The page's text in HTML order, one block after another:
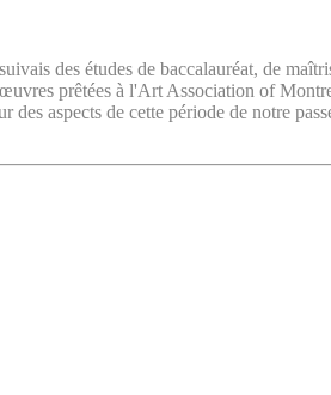
des études de baccalauréat, de
prêtées à l'Art Association of
aspects de cette période de notre